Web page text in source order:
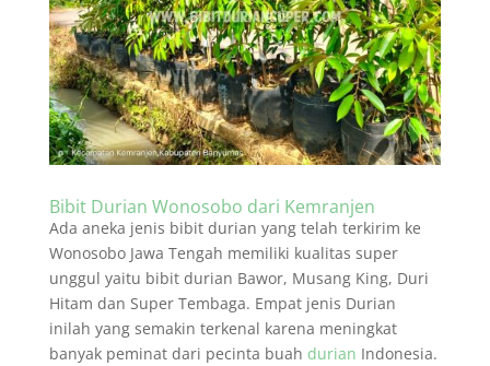
Bibit Durian Wonosobo dari Kemranjen
Ada aneka jenis bibit durian yang telah terkirim ke
Wonosobo Jawa Tengah memiliki kualitas super
unggul yaitu bibit durian Bawor, Musang King, Duri
Hitam dan Super Tembaga. Empat jenis Durian
inilah yang semakin terkenal karena meningkat
banyak peminat dari pecinta buah durian Indonesia.